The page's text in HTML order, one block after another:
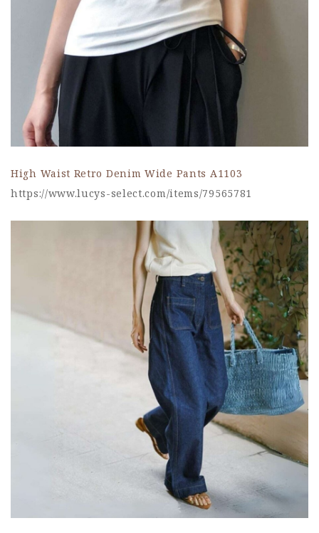
High Waist Retro Denim Wide Pants A1103
https://www.lucys-select.com/items/79565781